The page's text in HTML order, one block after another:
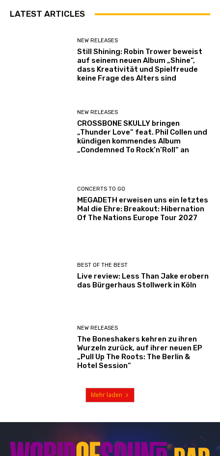
LATEST ARTICLES
NEW RELEASES
Still Shining: Robin Trower beweist
auf seinem neuen Album „Shine“,
dass Kreativität und Spielfreude
keine Frage des Alters sind
NEW RELEASES
CROSSBONE SKULLY bringen
„Thunder Love“ feat. Phil Collen und
kündigen kommendes Album
„Condemned To Rock’n’Roll“ an
CONCERTS TO GO
MEGADETH erweisen uns ein letztes
Mal die Ehre: Breakout: Hibernation
Of The Nations Europe Tour 2027
BEST OF THE BEST
Live review: Less Than Jake erobern
das Bürgerhaus Stollwerk in Köln
NEW RELEASES
The Boneshakers kehren zu ihren
Wurzeln zurück, auf ihrer neuen EP
„Pull Up The Roots: The Berlin &
Hotel Session“
Mehr laden